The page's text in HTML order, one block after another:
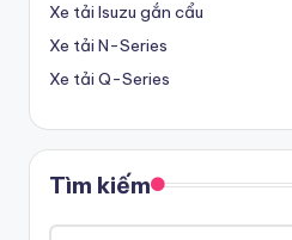
L
o
g
A
Xe tải Isuzu gắn cẩu
Xe tải N-Series
Xe tải Q-Series
Tìm kiếm